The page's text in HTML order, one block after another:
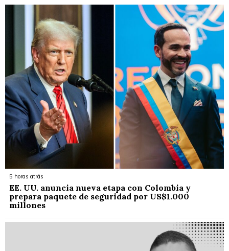
5 horas atrás
EE. UU. anuncia nueva etapa con Colombia y
prepara paquete de seguridad por US$1.000
millones